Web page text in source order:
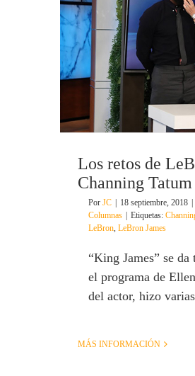
Los retos de
Channing Tatum
Por JC 18 septiembre, 2018
Columnas
Etiquetas:
LeBron, LeBron James
“King James” se
el programa de
del actor, hizo
MÁS INFORMACIÓN